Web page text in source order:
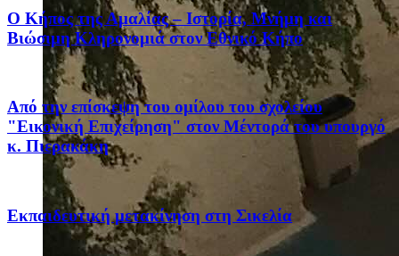
Ο Κήπος της Αμαλίας – Ιστορία, Μνήμη και
Βιώσιμη Κληρονομιά στον Εθνικό Κήπο
Από την επίσκεψη του ομίλου του σχολείου
"Εικονική Επιχείρηση" στον Μέντορά του υπουργό
κ. Πιερακάκη
Eκπαιδευτική μετακίνηση στη Σικελία